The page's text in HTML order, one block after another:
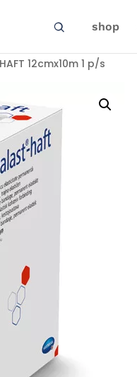
shop
12cmx10m 1 p/s